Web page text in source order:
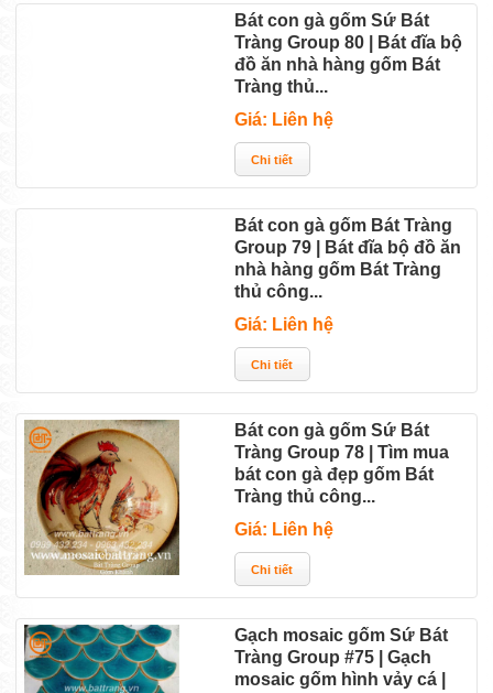
Bát con gà gốm Sứ Bát
Tràng Group 80 | Bát đĩa bộ
đồ ăn nhà hàng gốm Bát
Tràng thủ...
Giá: Liên hệ
Bát con gà gốm Bát Tràng
Group 79 | Bát đĩa bộ đồ ăn
nhà hàng gốm Bát Tràng
thủ công...
Giá: Liên hệ
Bát con gà gốm Sứ Bát
Tràng Group 78 | Tìm mua
bát con gà đẹp gốm Bát
Tràng thủ công...
Giá: Liên hệ
Gạch mosaic gốm Sứ Bát
Tràng Group #75 | Gạch
mosaic gốm hình vảy cá |